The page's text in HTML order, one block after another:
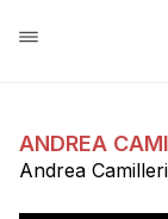
ANDREA
Andrea